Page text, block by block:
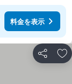
料金を表示
シェア お